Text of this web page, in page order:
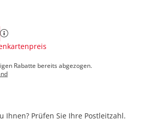
Rabatte bereits abgezogen.
Ihnen? Prüfen Sie Ihre Postleitzahl.